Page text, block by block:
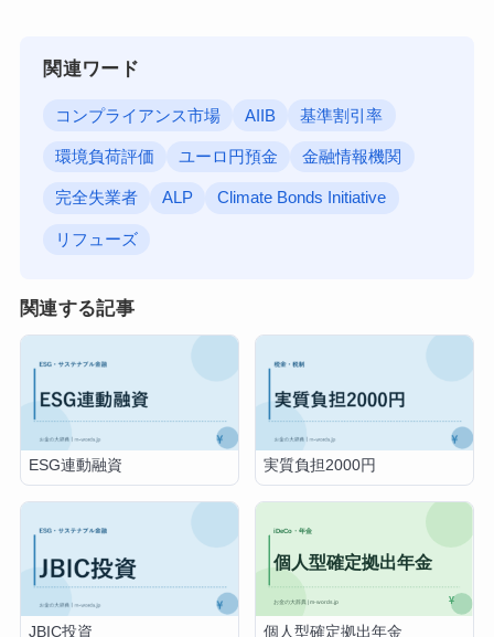
関連ワード
コンプライアンス市場 AIIB 基準割引率
環境負荷評価 ユーロ円預金 金融情報機関
完全失業者 ALP Climate Bonds Initiative
リフューズ
関連する記事
ESG連動融資 実質負担2000円
JBIC投資 個人型確定拠出年金